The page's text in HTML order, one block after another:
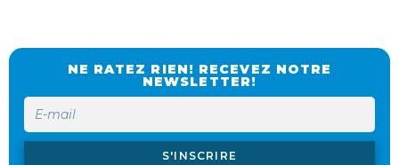
NE RATEZ RIEN! RECEVEZ NOTRE
NEWSLETTER!
S'INSCRIRE